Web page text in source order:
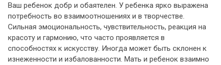
Ваш ребенок добр и обаятелен. У ребенка ярко выражена
потребность во взаимоотношениях и в творчестве.
Сильная эмоциональность, чувствительность, реакция на
красоту и гармонию, что часто проявляется в
способностях к искусству. Иногда может быть склонен к
изнеженности и избалованности. Мать и ребенок взаимно